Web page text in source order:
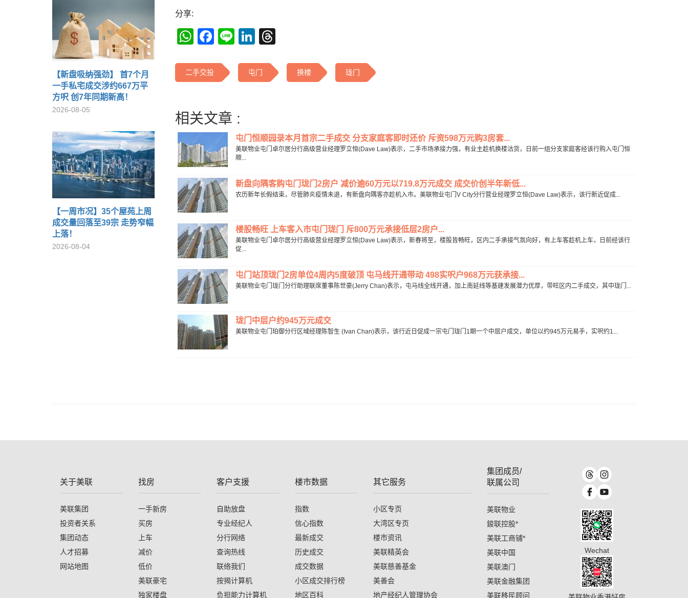
【新盘吸纳强劲】 首7个月
一手私宅成交涉约667万平
方呎 创7年同期新高！
2026-08-05
【一周市况】35个屋苑上周
成交量回落至39宗 走势窄幅
上落！
2026-08-04
分享:
WhatsApp
Facebook
LineLinkedIn
二手交投 屯门 换楼 珑门
相关文章 :
屯门恒顺园录本月首宗二手成交 分支家庭客即时还价 斥资598万元购3房套...
美联物业屯门卓尔居分行高级营业经理罗立恒(Dave Law)表示，二手市场承接力强，有业主趁机换楼沽货，日前一组分支家庭客经该行购入屯门恒
顺...
新盘向隅客购屯门珑门2房户 减价逾60万元以719.8万元成交 成交价创半年新低...
农历新年长假结束，尽管肺炎疫情未退，有新盘向隅客亦趁机入市。美联物业屯门V City分行营业经理罗立恒(Dave Law)表示，该行新近促成...
楼股畅旺 上车客入市屯门珑门 斥800万元承接低层2房户...
美联物业屯门卓尔居分行高级营业经理罗立恒(Dave Law)表示，新春将至，楼股皆畅旺，区内二手承接气氛向好，有上车客趁机上车，日前经该行
促...
屯门站顶珑门2房单位4周内5度破顶 屯马线开通带动 498实呎户968万元获承接...
美联物业屯门珑门分行助理联席董事陈世豪(Jerry Chan)表示，屯马线全线开通，加上南延线等基建发展潜力优厚，带旺区内二手成交，其中珑门...
珑门中层户约945万元成交
美联物业屯门珀御分行区域经理陈智生 (Ivan Chan)表示，该行近日促成一宗屯门珑门1期一个中层户成交，单位以约945万元易手，实呎约1...
关于美联
美联集团
投资者关系
集团动态
人才招募
网站地图
找房
一手新房
买房
上车
减价
低价
美联豪宅
独家楼盘
客户支援
自助放盘
专业经纪人
分行网络
查询热线
联络我们
按揭计算机
负担能力计算机
楼市数据
指数
信心指数
最新成交
历史成交
成交数据
小区成交排行榜
地区百科
其它服务
小区专页
大湾区专页
楼市资讯
美联精英会
美联慈善基金
美善会
地产经纪人管理协会
集团成员/
联属公司
美联物业
鋑联控股*
美联工商铺*
美联中国
美联澳门
美联金融集团
美联移民顾问
Wechat